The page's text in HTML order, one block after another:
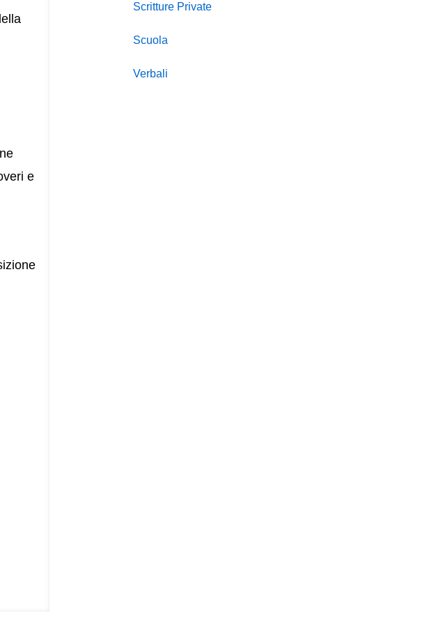
e
Scritture Private
Scuola
Verbali